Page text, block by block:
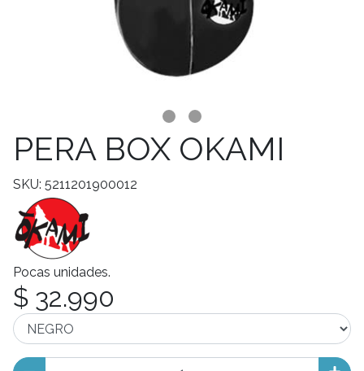
PERA BOX OKAMI
SKU: 5211201900012
Pocas unidades.
$ 32.990